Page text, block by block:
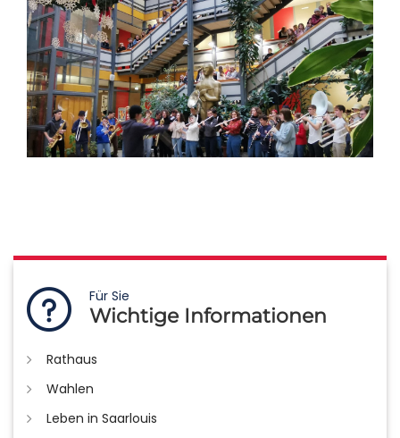
Für Sie
Wichtige Informationen
Rathaus
Wahlen
Leben in Saarlouis